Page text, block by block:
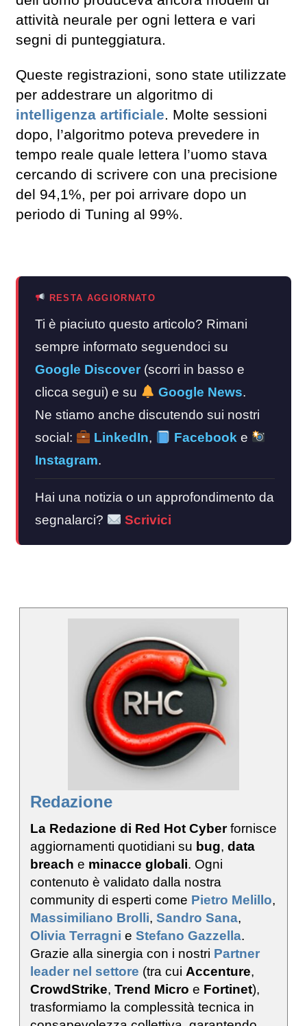
attività neurale per ogni lettera e vari
segni di punteggiatura.
Queste registrazioni, sono state utilizzate
per addestrare un algoritmo di
intelligenza artificiale. Molte sessioni
dopo, l’algoritmo poteva prevedere in
tempo reale quale lettera l’uomo stava
cercando di scrivere con una precisione
del 94,1%, per poi arrivare dopo un
periodo di Tuning al 99%.
RESTA AGGIORNATO
Ti è piaciuto questo articolo? Rimani
sempre informato seguendoci su
Google Discover (scorri in basso e
clicca segui) e su
Google News.
Ne stiamo anche discutendo sui nostri
social:
LinkedIn, Facebook e
Instagram.
Hai una notizia o un approfondimento da
segnalarci?
Scrivici
Redazione
La Redazione di Red Hot Cyberfornisce
aggiornamenti quotidiani su bug, data
breach e minacce globali. Ogni
contenuto è validato dalla nostra
community di esperti come Pietro Melillo,
Massimiliano Brolli, Sandro Sana,
Olivia Terragni e Stefano Gazzella.
Grazie alla sinergia con i nostri Partner
leader nel settore (tra cui Accenture,
CrowdStrike, Trend Micro e Fortinet),
trasformiamo la complessità tecnica in